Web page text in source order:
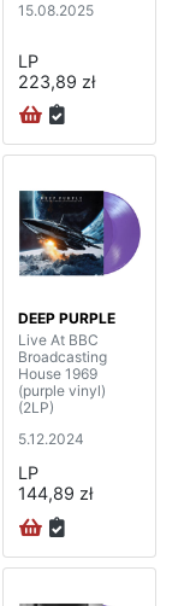
15.08.2025
LP
223,89 zł
DEEP PURPLE
Live At BBC
Broadcasting
House 1969
(purple vinyl)
(2LP)
5.12.2024
LP
144,89 zł